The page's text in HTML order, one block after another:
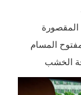
المسام
الخشب